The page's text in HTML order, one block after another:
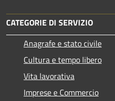
CATEGORIE DI SERVIZIO
Anagrafe e stato civile
Cultura e tempo libero
Vita lavorativa
Imprese e Commercio